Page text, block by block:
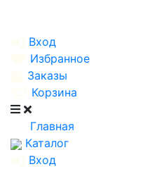
Вход
Избранное
Заказы
Корзина
Главная
Каталог
Вход